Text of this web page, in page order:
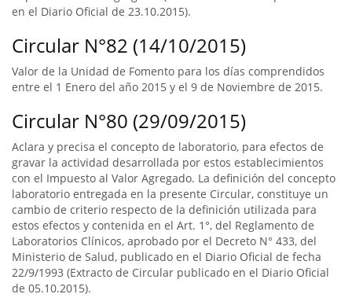
en el Diario Oficial de 23.10.2015).
Circular N°82 (14/10/2015)
Valor de la Unidad de Fomento para los días comprendidos
entre el 1 Enero del año 2015 y el 9 de Noviembre de 2015.
Circular N°80 (29/09/2015)
Aclara y precisa el concepto de laboratorio, para efectos de
gravar la actividad desarrollada por estos establecimientos
con el Impuesto al Valor Agregado. La definición del concepto
laboratorio entregada en la presente Circular, constituye un
cambio de criterio respecto de la definición utilizada para
estos efectos y contenida en el Art. 1°, del Reglamento de
Laboratorios Clínicos, aprobado por el Decreto N° 433, del
Ministerio de Salud, publicado en el Diario Oficial de fecha
22/9/1993 (Extracto de Circular publicado en el Diario Oficial
de 05.10.2015).